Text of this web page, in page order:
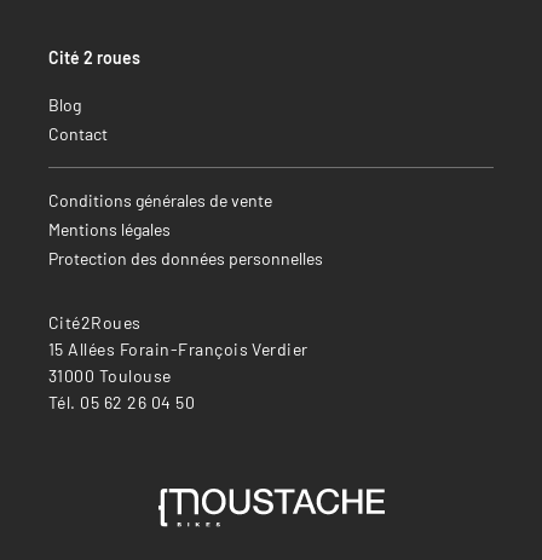
Cité 2 roues
Blog
Contact
Conditions générales de vente
Mentions légales
Protection des données personnelles
Cité2Roues
15 Allées Forain-François Verdier
31000 Toulouse
Tél. 05 62 26 04 50